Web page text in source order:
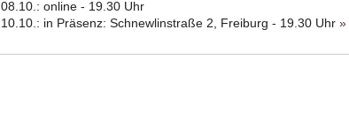
08.10.: online - 19.30 Uhr
10.10.: in Präsenz: Schnewlinstraße 2, Freiburg - 19.30 Uhr »